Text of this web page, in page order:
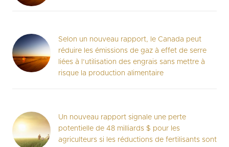
Selon un nouveau rapport, le Canada peut
réduire les émissions de gaz à effet de serre
liées à l’utilisation des engrais sans mettre à
risque la production alimentaire
Un nouveau rapport signale une perte
potentielle de 48 milliards $ pour les
agriculteurs si les réductions de fertilisants sont